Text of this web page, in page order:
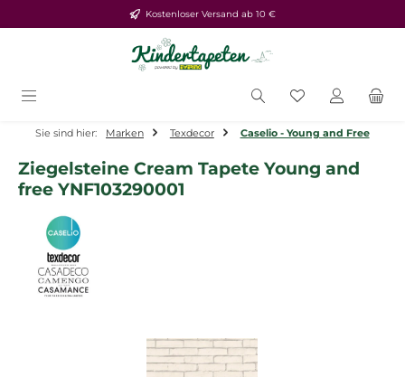
Zum Hauptinhalt springenKostenloser Versand ab 10 €
Du hast 0
Sie sind hier: Marken Texdecor Caselio - Young and Free
Ziegelsteine Cream Tapete Young and
free YNF103290001
Bildergalerie überspringen